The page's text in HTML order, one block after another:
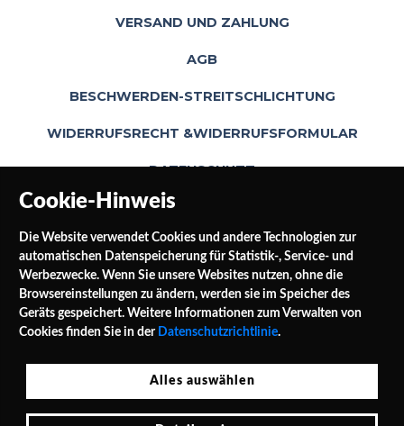
Cookie-Hinweis
Die Website verwendet Cookies und andere Technologien zur
automatischen Datenspeicherung für Statistik-, Service- und
Werbezwecke. Wenn Sie unsere Websites nutzen, ohne die
Browsereinstellungen zu ändern, werden sie im Speicher des
Geräts gespeichert. Weitere Informationen zum Verwalten von
Cookies finden Sie in der Datenschutzrichtlinie.
Alles auswählen
VERSAND UND ZAHLUNG
AGB
BESCHWERDEN-STREITSCHLICHTUNG
WIDERRUFSRECHT &WIDERRUFSFORMULAR
DATENSCHUTZ
SOCIAL MEDIA
Jałowocowa Str. 3